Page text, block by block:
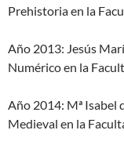
Prehistoria en la
Año 2013: Jesús
Numérico en la
Año 2014: Mª Isabel
Medieval en la